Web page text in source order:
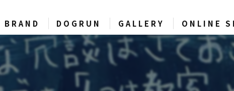
BRAND
CHARLIE’S BACKYARD
zee.dog
DOGRUN GALLERY ONLINE
当店ECサイト
Yahoo!ショッピ